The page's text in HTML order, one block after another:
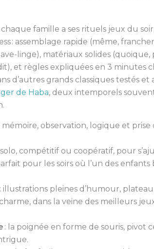
chaque famille a ses rituels jeux du
: assemblage rapide (même,
linge), matériaux solides (quoique,
et règles expliquées en 3 minutes
d’autres grands classiques testés
de Haba, deux intemporels
mémoire, observation, logique et
solo, compétitif ou coopératif, pour
pour les soirs où l’un des enfants
: illustrations pleines d’humour,
dans la veine des meilleurs
: la poignée en forme de souris, pivot